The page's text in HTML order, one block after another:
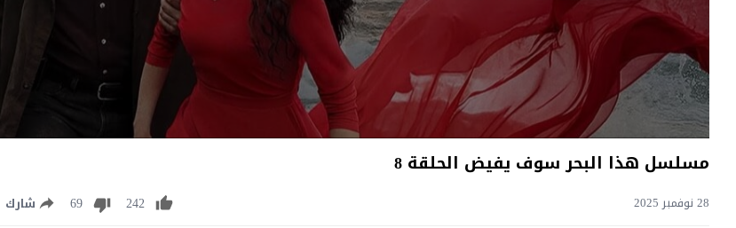
مسلسل هذا البحر سوف يفيض الحلقة 8
28 نوفمبر 2025 242
69 شارك